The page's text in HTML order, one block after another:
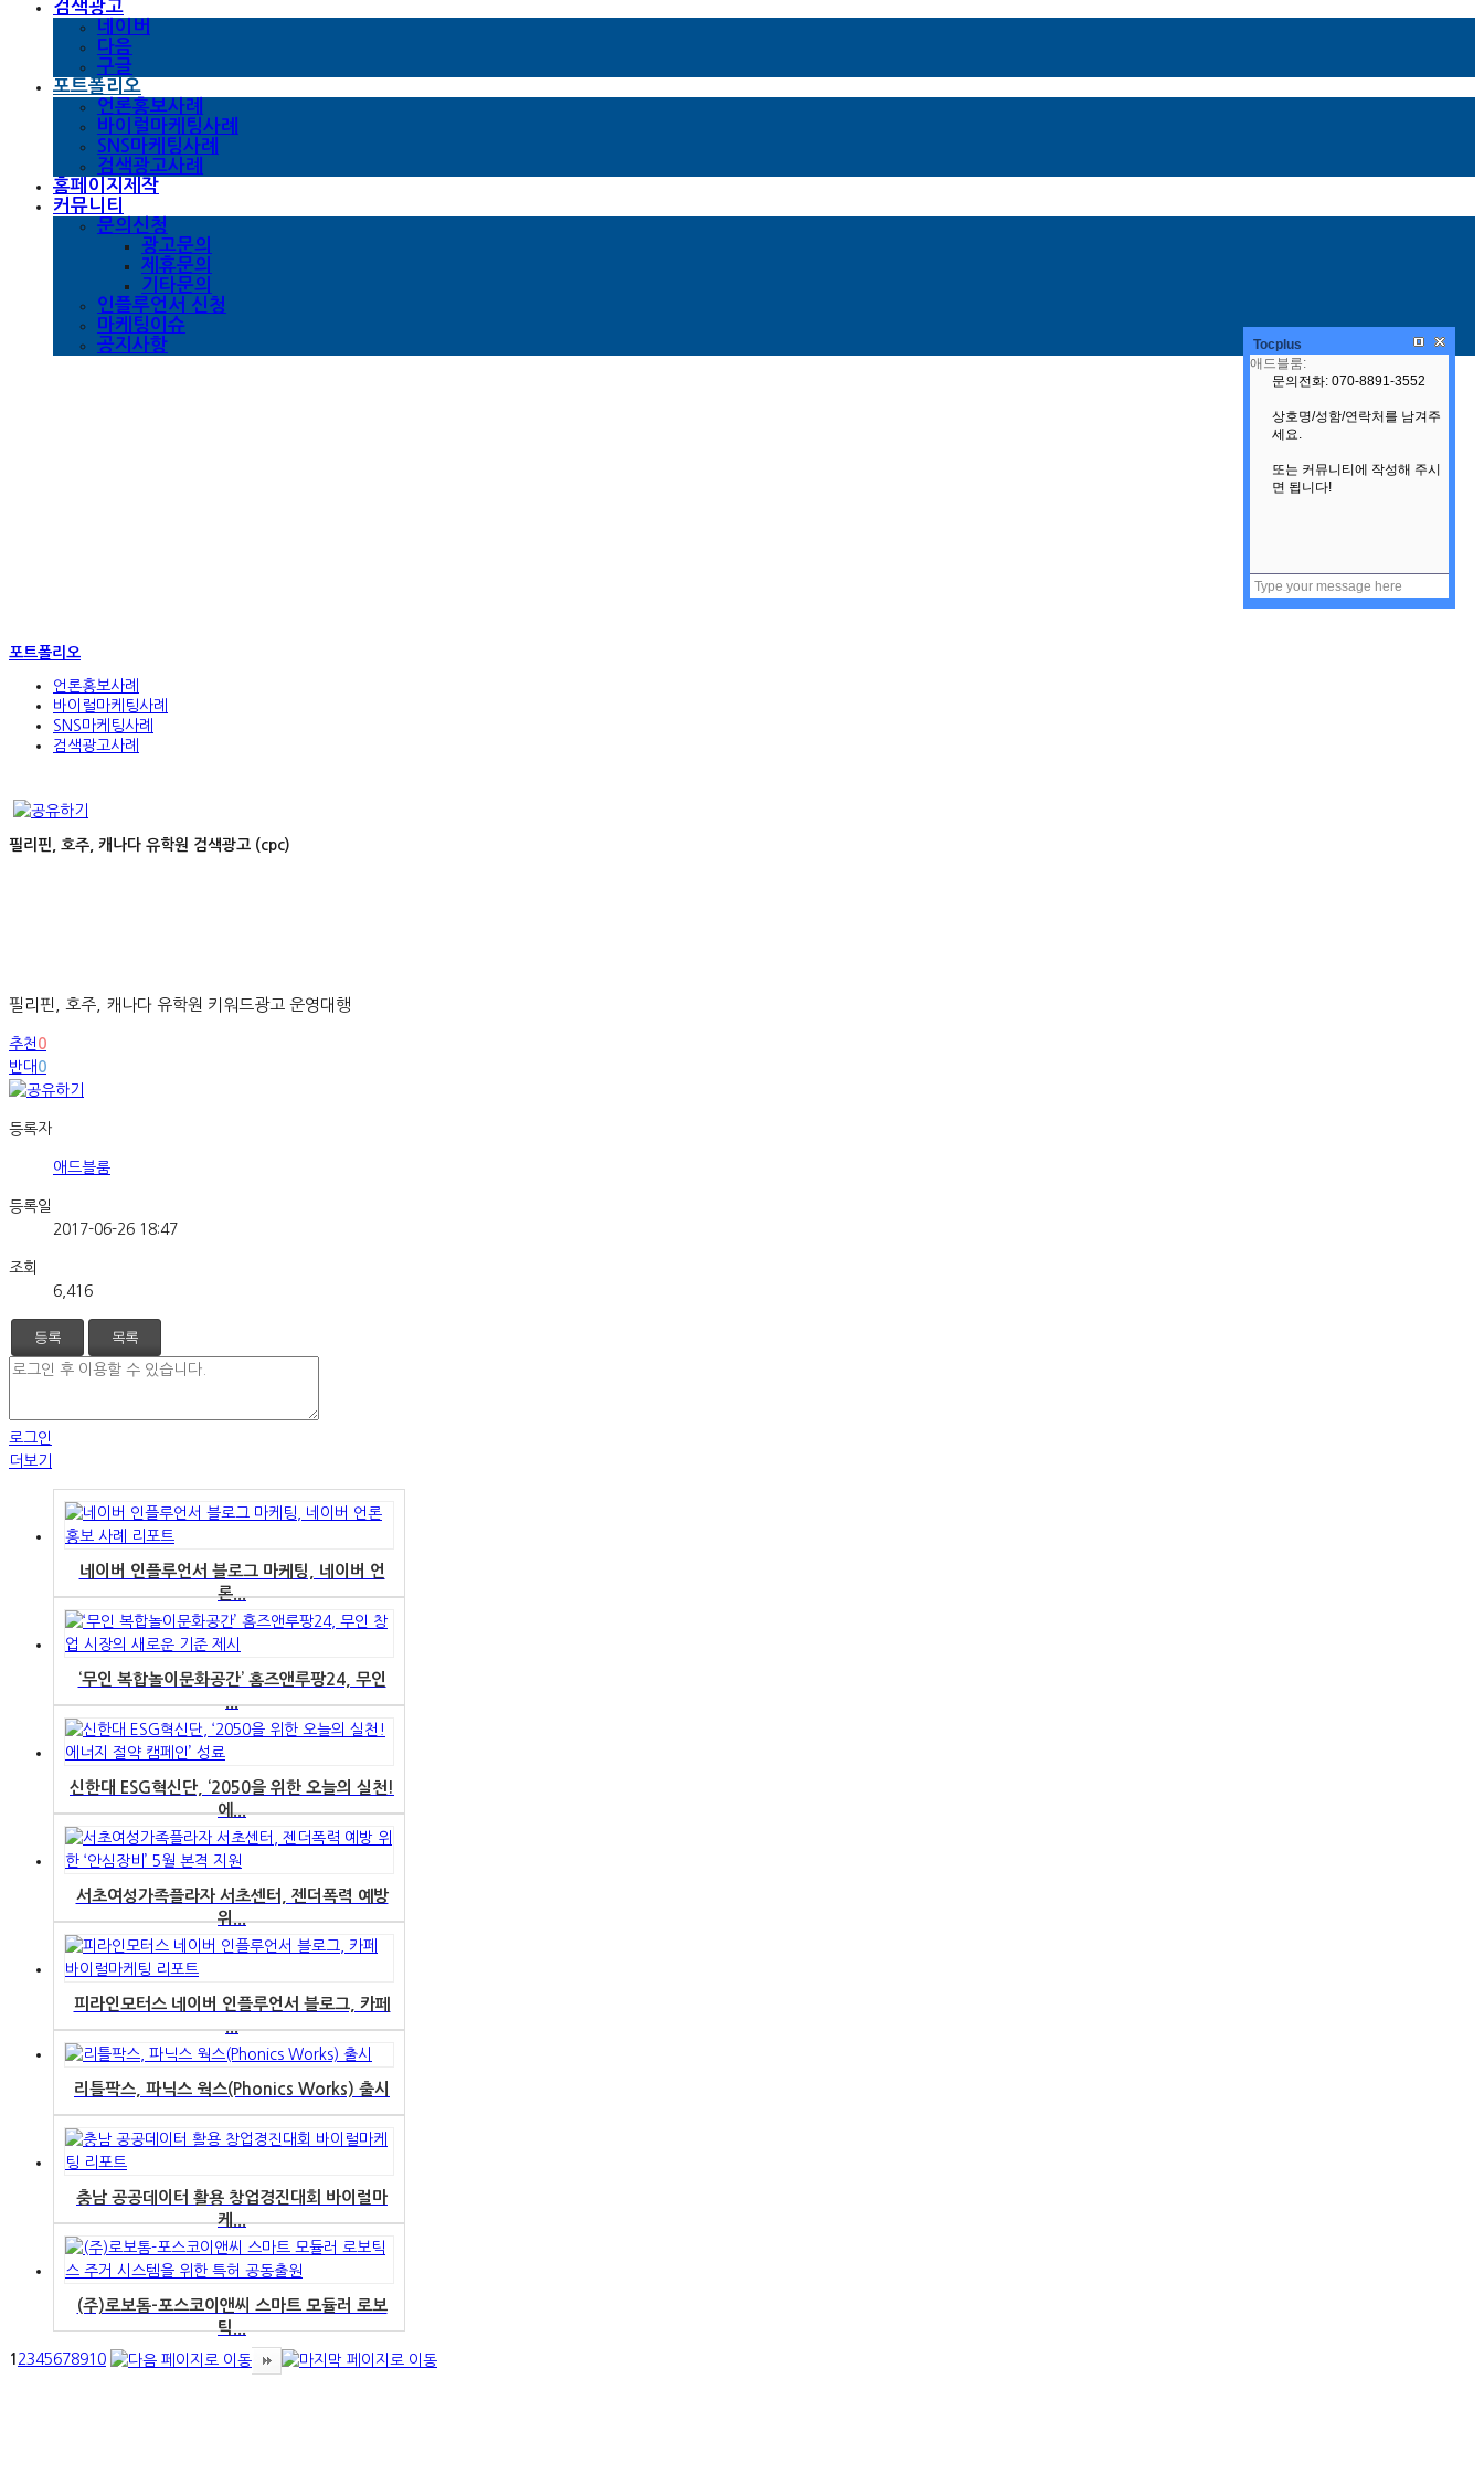
검색광고
네이버
다음
구글
포트폴리오
언론홍보사례
바이럴마케팅사례
SNS마케팅사례
검색광고사례
홈페이지제작
커뮤니티
문의신청
광고문의
제휴문의
기타문의
인플루언서 신청
마케팅이슈
공지사항
포트폴리오
언론홍보사례
바이럴마케팅사례
SNS마케팅사례
검색광고사례
필리핀, 호주, 캐나다 유학원 검색광고 (cpc)
필리핀, 호주, 캐나다 유학원 키워드광고 운영대행
추천 0
반대 0
등록자
애드블룸
등록일
2017-06-26 18:47
조회
6,416
등록 목록
로그인
더보기
네이버 인플루언서 블로그 마케팅, 네이버 언
론...
‘무인 복합놀이문화공간’ 홈즈앤루팡24, 무인
...
신한대 ESG혁신단, ‘2050을 위한 오늘의 실천!
에...
서초여성가족플라자 서초센터, 젠더폭력 예방
위...
피라인모터스 네이버 인플루언서 블로그, 카페
...
리틀팍스, 파닉스 웍스(Phonics Works) 출시
충남 공공데이터 활용 창업경진대회 바이럴마
케...
(주)로보톰-포스코이앤씨 스마트 모듈러 로보
틱...
1 2345678910
Tocplus